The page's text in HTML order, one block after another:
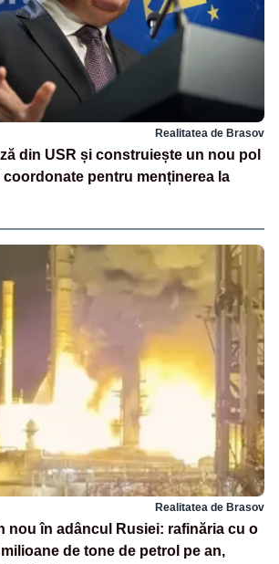
Realitatea de Brasov
din USR și construiește un nou pol
pentru menținerea la
Realitatea de Brasov
nou în adâncul Rusiei: rafinăria cu o
de tone de petrol pe an,